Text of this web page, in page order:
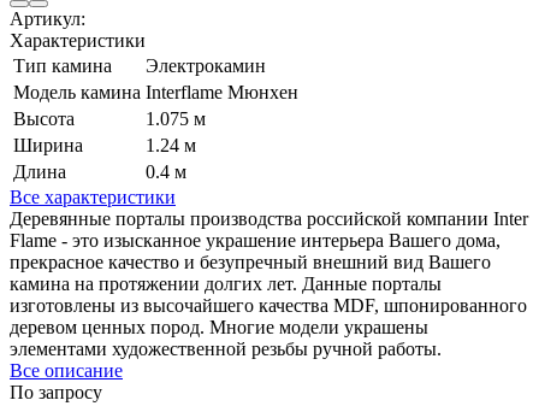
Артикул:
Характеристики
Тип камина
Электрокамин
Модель камина Interflame Мюнхен
Высота
1.075 м
Ширина
1.24 м
Длина
0.4 м
Все характеристики
Деревянные порталы производства российской компании Inter
Flame - это изысканное украшение интерьера Вашего дома,
прекрасное качество и безупречный внешний вид Вашего
камина на протяжении долгих лет. Данные порталы
изготовлены из высочайшего качества MDF, шпонированного
деревом ценных пород. Многие модели украшены
элементами художественной резьбы ручной работы.
Все описание
По запросу